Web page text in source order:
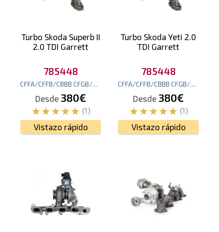
Turbo Skoda Superb II
2.0 TDI Garrett
785448
CFFA/CFFB/CBBB CFGB/CLLA 170cv(125kw)
Desde 380€
(1)
Vistazo rápido
Turbo Skoda Yeti 2.0
TDI Garrett
785448
CFFA/CFFB/CBBB CFGB/CLLA
Desde 380€
(1)
Vistazo rápido